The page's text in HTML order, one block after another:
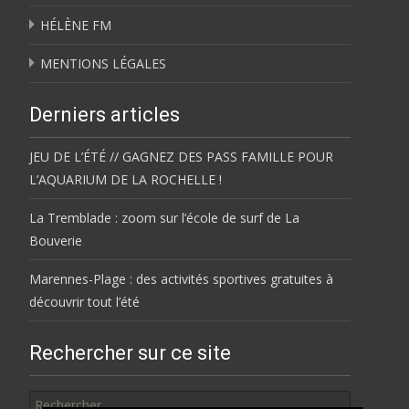
HÉLÈNE FM
MENTIONS LÉGALES
Derniers articles
JEU DE L’ÉTÉ // GAGNEZ DES PASS FAMILLE POUR
L’AQUARIUM DE LA ROCHELLE !
La Tremblade : zoom sur l’école de surf de La
Bouverie
Marennes-Plage : des activités sportives gratuites à
découvrir tout l’été
Rechercher sur ce site